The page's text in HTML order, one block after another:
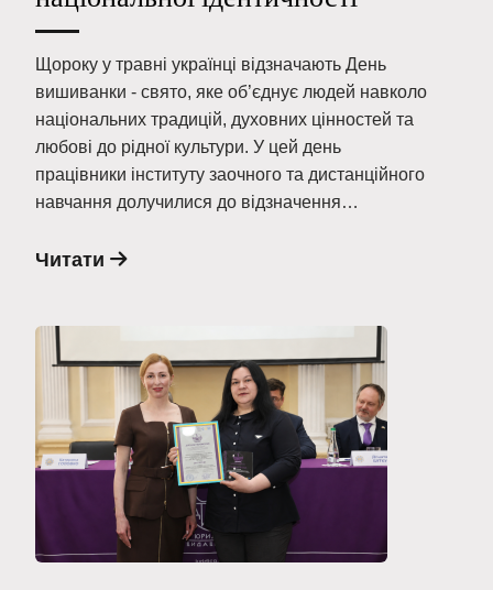
Щороку у травні українці відзначають День
вишиванки - свято, яке об’єднує людей навколо
національних традицій, духовних цінностей та
любові до рідної культури. У цей день
працівники інституту заочного та дистанційного
навчання долучилися до відзначення…
Читати